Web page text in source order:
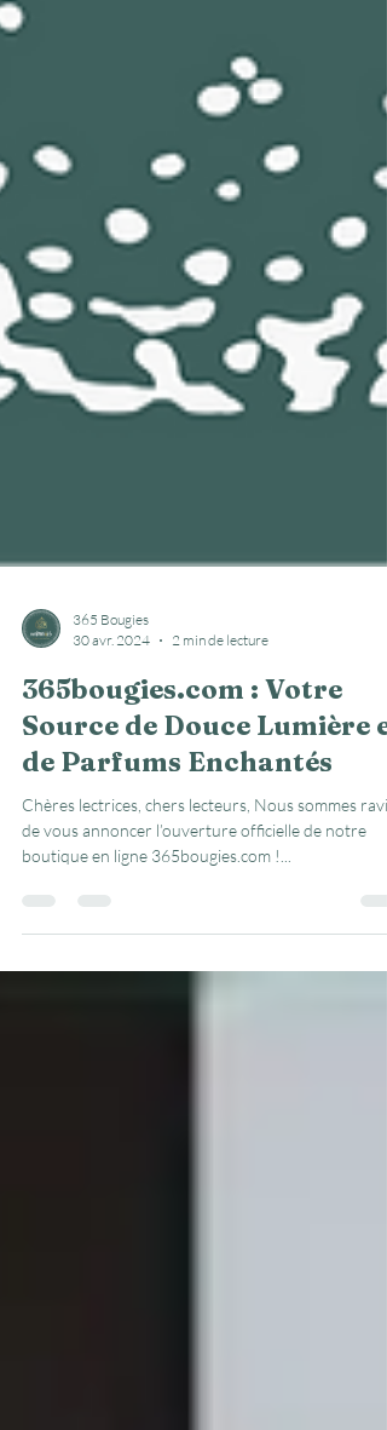
30 avr. 2024
2 min de lecture
365bougies.com : Votre
Source de Douce Lumière et
de Parfums Enchantés
Chères lectrices, chers lecteurs, Nous sommes ravis
boutique en ligne 365bougies.com !...